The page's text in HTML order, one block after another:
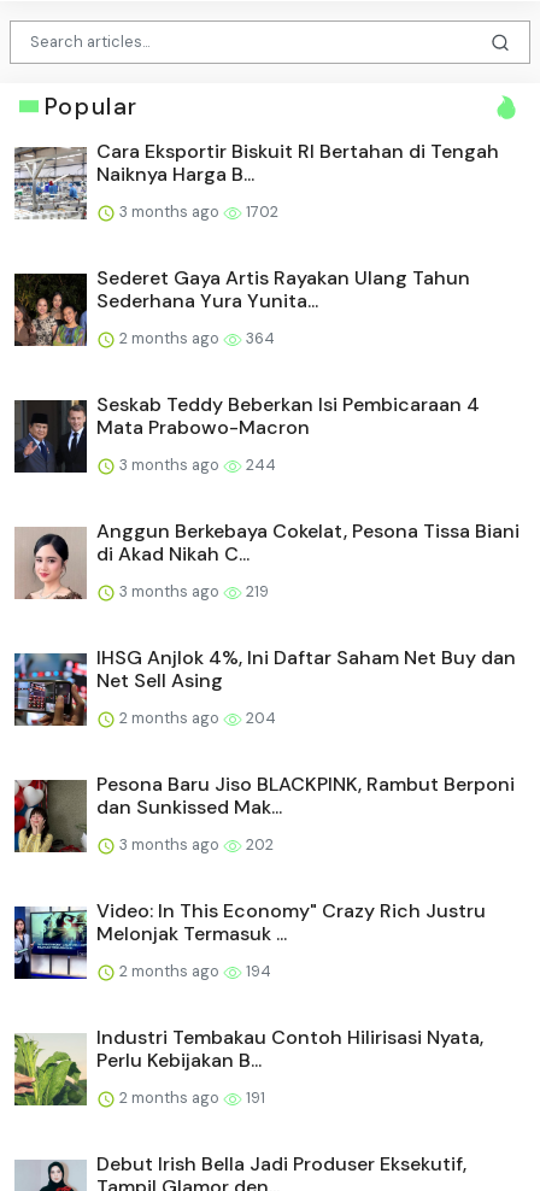
Popular
Cara Eksportir Biskuit RI Bertahan di Tengah
Naiknya Harga B...
3 months ago 1702
Sederet Gaya Artis Rayakan Ulang Tahun
Sederhana Yura Yunita...
2 months ago 364
Seskab Teddy Beberkan Isi Pembicaraan 4
Mata Prabowo-Macron
3 months ago 244
Anggun Berkebaya Cokelat, Pesona Tissa Biani
di Akad Nikah C...
3 months ago 219
IHSG Anjlok 4%, Ini Daftar Saham Net Buy dan
Net Sell Asing
2 months ago 204
Pesona Baru Jiso BLACKPINK, Rambut Berponi
dan Sunkissed Mak...
3 months ago 202
Video: In This Economy" Crazy Rich Justru
Melonjak Termasuk ...
2 months ago 194
Industri Tembakau Contoh Hilirisasi Nyata,
Perlu Kebijakan B...
2 months ago 191
Debut Irish Bella Jadi Produser Eksekutif,